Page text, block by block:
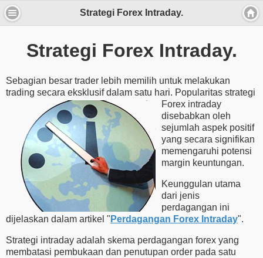
Strategi Forex Intraday.
Strategi Forex Intraday.
Sebagian besar trader lebih memilih untuk melakukan
trading secara eksklusif dalam satu hari. Popularitas strategi
Forex intraday
disebabkan oleh
sejumlah aspek positif
yang secara signifikan
memengaruhi potensi
margin keuntungan.
Keunggulan utama
dari jenis
perdagangan ini
dijelaskan dalam artikel " Perdagangan Forex Intraday".
Strategi intraday adalah skema perdagangan forex yang
membatasi pembukaan dan penutupan order pada satu